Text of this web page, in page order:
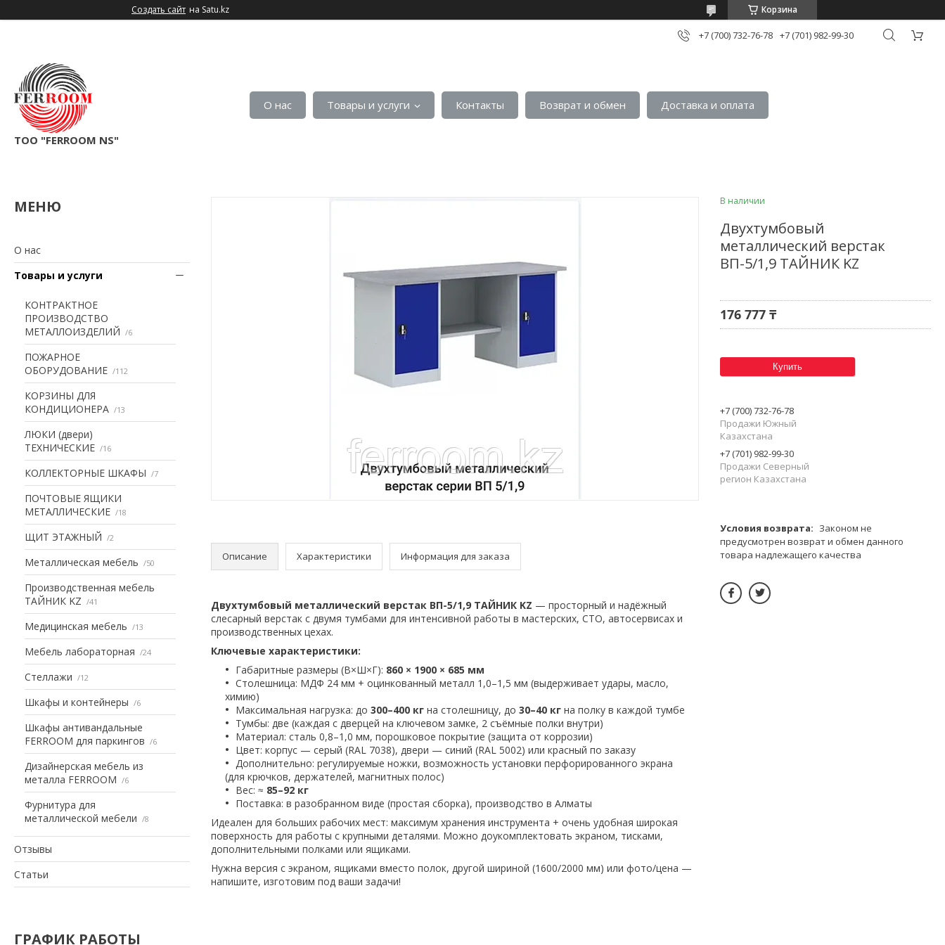
Создать сайт на Satu.kz Корзина
+7 (700) 732-76-78 +7 (701) 982-99-30
TOO "FERROOM NS"
О нас Товары и услуги Контакты Возврат и обмен Доставка и оплата
О нас
Товары и услуги
КОНТРАКТНОЕ
ПРОИЗВОДСТВО
МЕТАЛЛОИЗДЕЛИЙ
6
ПОЖАРНОЕ
ОБОРУДОВАНИЕ
112
КОРЗИНЫ ДЛЯ
КОНДИЦИОНЕРА
13
ЛЮКИ (двери)
ТЕХНИЧЕСКИЕ
16
КОЛЛЕКТОРНЫЕ ШКАФЫ 7
ПОЧТОВЫЕ ЯЩИКИ
МЕТАЛЛИЧЕСКИЕ
18
ЩИТ ЭТАЖНЫЙ 2
Металлическая мебель 50
Производственная мебель
ТАЙНИК KZ
41
Медицинская мебель 13
Мебель лабораторная 24
Стеллажи 12
Шкафы и контейнеры 6
Шкафы антивандальные
FERROOM для паркингов
6
Дизайнерская мебель из
металла FERROOM
6
Фурнитура для
металлической мебели
8
Отзывы
Статьи
ГРАФИК РАБОТЫ
Описание Характеристики Информация для заказа
Двухтумбовый металлический верстак ВП-5/1,9 ТАЙНИК KZ — просторный и надёжный
слесарный верстак с двумя тумбами для интенсивной работы в мастерских, СТО, автосервисах и
производственных цехах.
Ключевые характеристики:
Габаритные размеры (В×Ш×Г): 860 × 1900 × 685 мм
Столешница: МДФ 24 мм + оцинкованный металл 1,0–1,5 мм (выдерживает удары, масло,
химию)
Максимальная нагрузка: до 300–400 кг на столешницу, до 30–40 кг на полку в каждой тумбе
Тумбы: две (каждая с дверцей на ключевом замке, 2 съёмные полки внутри)
Материал: сталь 0,8–1,0 мм, порошковое покрытие (защита от коррозии)
Цвет: корпус — серый (RAL 7038), двери — синий (RAL 5002) или красный по заказу
Дополнительно: регулируемые ножки, возможность установки перфорированного экрана
(для крючков, держателей, магнитных полос)
Вес: ≈ 85–92 кг
Поставка: в разобранном виде (простая сборка), производство в Алматы
Идеален для больших рабочих мест: максимум хранения инструмента + очень удобная широкая
поверхность для работы с крупными деталями. Можно доукомплектовать экраном, тисками,
дополнительными полками или ящиками.
Нужна версия с экраном, ящиками вместо полок, другой шириной (1600/2000 мм) или фото/цена —
напишите, изготовим под ваши задачи!
В наличии
Двухтумбовый
металлический верстак
ВП-5/1,9 ТАЙНИК KZ
176 777 ₸
Купить
+7 (700) 732-76-78
Продажи Южный
Казахстана
+7 (701) 982-99-30
Продажи Северный
регион Казахстана
Законом не
предусмотрен возврат и обмен данного
товара надлежащего качества